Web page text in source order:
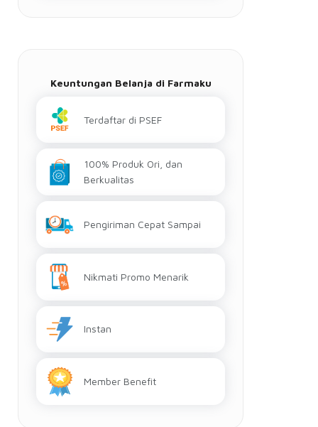
Keuntungan Belanja di Farmaku
Terdaftar di PSEF
100% Produk Ori, dan
Berkualitas
Pengiriman Cepat Sampai
Nikmati Promo Menarik
Instan
Member Benefit